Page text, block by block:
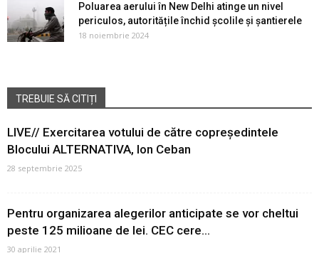
Poluarea aerului în New Delhi atinge un nivel
periculos, autoritățile închid școlile și șantierele
18 noiembrie 2024
TREBUIE SĂ CITIȚI
LIVE// Exercitarea votului de către copreședintele
Blocului ALTERNATIVA, Ion Ceban
28 septembrie 2025
Pentru organizarea alegerilor anticipate se vor cheltui
peste 125 milioane de lei. CEC cere...
30 aprilie 2021